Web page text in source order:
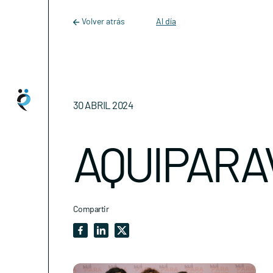
Main Navigation
Volver atrás Al día
30 ABRIL 2024
Compartir